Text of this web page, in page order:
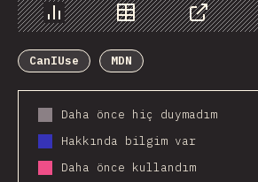
Chart Data Share
CanIUse
MDN
Daha önce hiç duymadım
Hakkında bilgim var
Daha önce kullandım